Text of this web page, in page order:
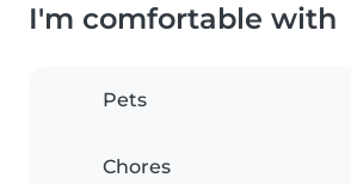
I'm comfortable with
Pets
Chores